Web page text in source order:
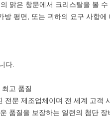
맑은 창문에서 크리스탈을 볼
방 평면, 또는 귀하의 요구 사항
다.
고 품질
전문 제조업체이며 전 세계 고객
품질을 보장하는 일련의 첨단 장